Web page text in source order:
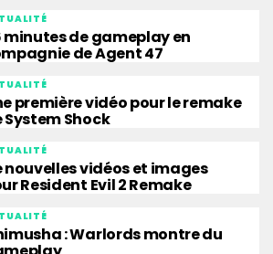
minutes de gameplay en
de Agent 47
première vidéo pour le remake
System Shock
nouvelles vidéos et images
Resident Evil 2 Remake
: Warlords montre du